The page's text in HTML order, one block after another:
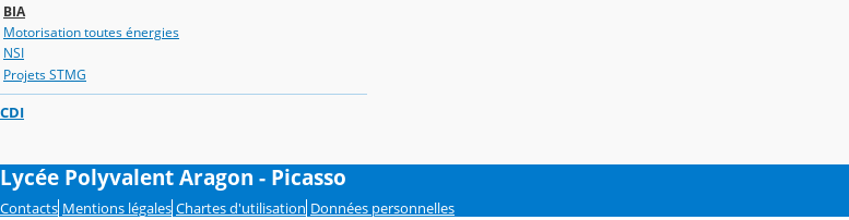
BIA
Motorisation toutes énergies
NSI
Projets STMG
CDI
Lycée Polyvalent Aragon - Picasso
Contacts Mentions légales Chartes d'utilisation Données personnelles